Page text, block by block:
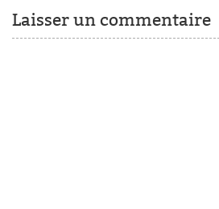
Laisser un commentaire